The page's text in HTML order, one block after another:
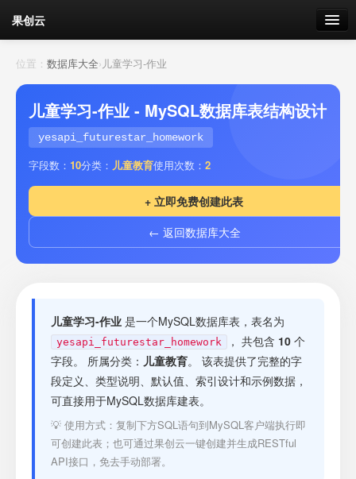
果创云
数据表单
API接口
云存储
我的
套餐 加流量
接口测试
位置： 数据库大全›儿童学习-作业
儿童学习-作业 - MySQL数据库表结构设计
yesapi_futurestar_homework
字段数： 10分类： 儿童教育使用次数： 2
+ 立即免费创建此表
← 返回数据库大全
儿童学习-作业 是一个MySQL数据库表，表名为
yesapi_futurestar_homework ， 共包含 10 个
字段。 所属分类： 儿童教育。 该表提供了完整的字
段定义、类型说明、默认值、索引设计和示例数据，
可直接用于MySQL数据库建表。
💡 使用方式：复制下方SQL语句到MySQL客户端执行即
可创建此表；也可通过果创云一键创建并生成RESTful
API接口，免去手动部署。